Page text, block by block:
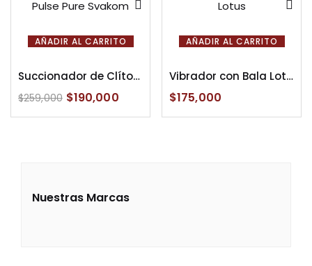
AÑADIR AL CARRITO
Succionador de Clítoris Pulse Pure Svakom
$259,000 $190,000
AÑADIR AL CARRITO
Vibrador con Bala Lotus
$175,000
Nuestras Marcas